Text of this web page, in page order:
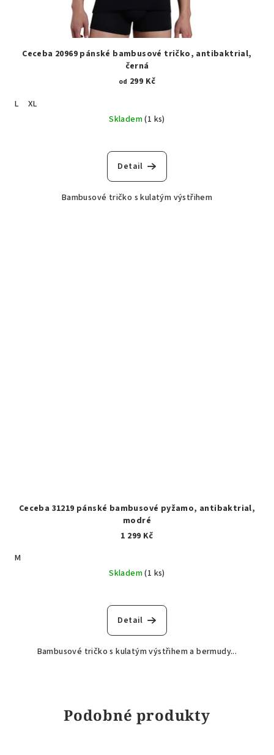
Ceceba 20969 pánské bambusové tričko, antibaktrial,
černá
od 299 Kč
L
XL
Skladem(1 ks)
Detail
Bambusové tričko s kulatým výstřihem
Ceceba 31219 pánské bambusové pyžamo, antibaktrial,
modré
1 299 Kč
M
Skladem(1 ks)
Detail
Bambusové tričko s kulatým výstřihem a bermudy...
Podobné produkty